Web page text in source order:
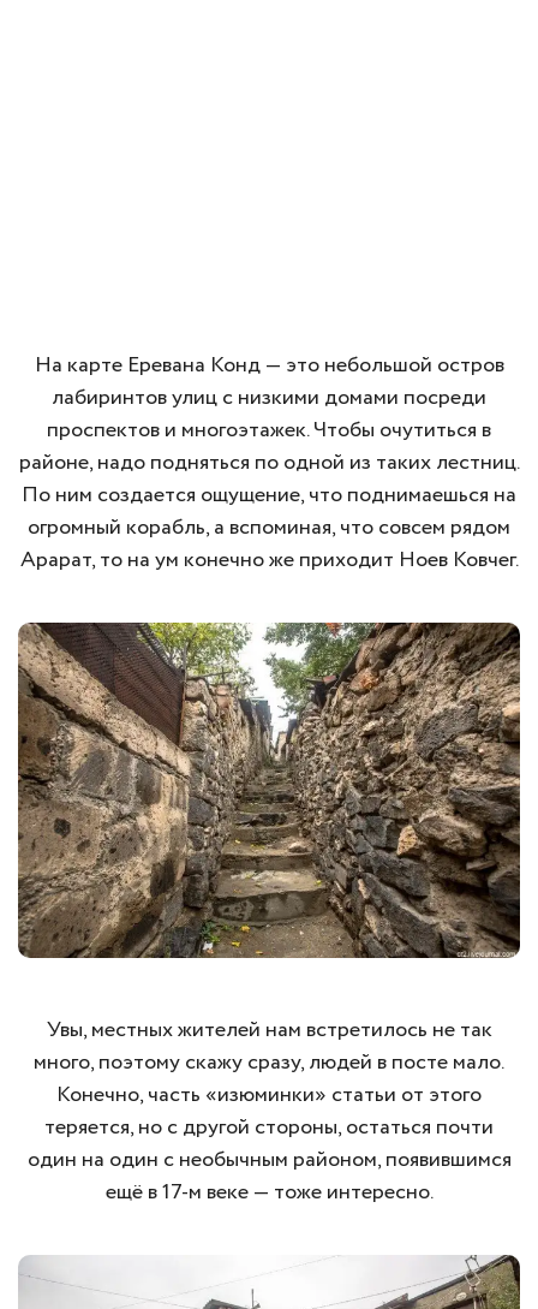
На карте Еревана Конд — это небольшой остров
лабиринтов улиц с низкими домами посреди
проспектов и многоэтажек. Чтобы очутиться в
районе, надо подняться по одной из таких лестниц.
По ним создается ощущение, что поднимаешься на
огромный корабль, а вспоминая, что совсем рядом
Арарат, то на ум конечно же приходит Ноев Ковчег.
Увы, местных жителей нам встретилось не так
много, поэтому скажу сразу, людей в посте мало.
Конечно, часть «изюминки» статьи от этого
теряется, но с другой стороны, остаться почти
один на один с необычным районом, появившимся
ещё в 17-м веке — тоже интересно.